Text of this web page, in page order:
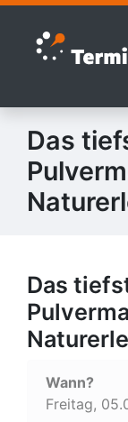
Zur Navigation
Zum Inhalt
Das
Das
Wann?
Freitag,